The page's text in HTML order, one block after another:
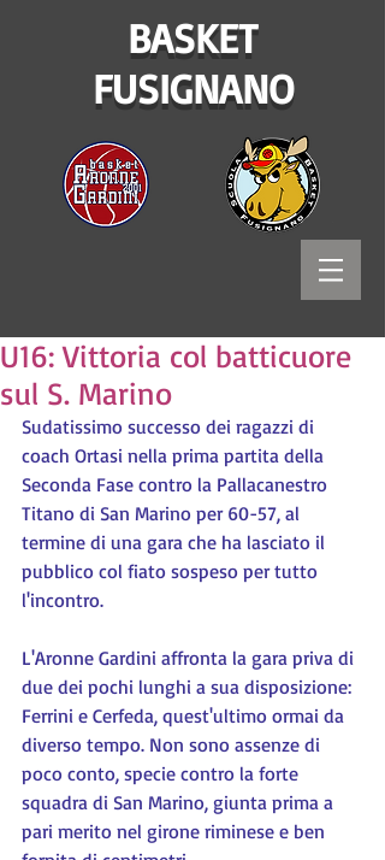
BASKET
FUSIGNANO
U16: Vittoria col batticuore
sul S. Marino
Sudatissimo successo dei ragazzi di
coach Ortasi nella prima partita della
Seconda Fase contro la Pallacanestro
Titano di San Marino per 60-57, al
termine di una gara che ha lasciato il
pubblico col fiato sospeso per tutto
l'incontro.
L'Aronne Gardini affronta la gara priva di
due dei pochi lunghi a sua disposizione:
Ferrini e Cerfeda, quest'ultimo ormai da
diverso tempo. Non sono assenze di
poco conto, specie contro la forte
squadra di San Marino, giunta prima a
pari merito nel girone riminese e ben